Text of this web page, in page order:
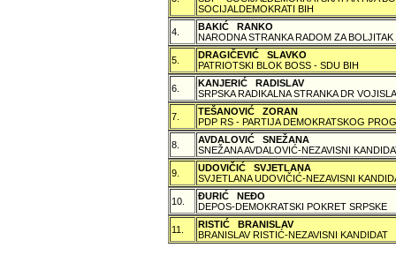
SOCIJALDEMOKRATI BIH
4.
BAKIĆ RANKO
NARODNA STRANKA RADOM ZA BOLJITAK
5.
DRAGIČEVIĆ SLAVKO
PATRIOTSKI BLOK BOSS - SDU BIH
6.
KANJERIĆ RADISLAV
SRPSKA RADIKALNA STRANKA DR
7.
TEŠANOVIĆ ZORAN
PDP RS - PARTIJA DEMOKRATSKOG
8.
AVDALOVIĆ SNEŽANA
SNEŽANA AVDALOVIĆ-NEZAVISNI
9.
UDOVIČIĆ SVJETLANA
SVJETLANA UDOVIČIĆ-NEZAVISNI
10.
ÐURIĆ NEÐO
DEPOS-DEMOKRATSKI POKRET SRPSKE
11.
RISTIĆ BRANISLAV
BRANISLAV RISTIĆ-NEZAVISNI KANDIDAT